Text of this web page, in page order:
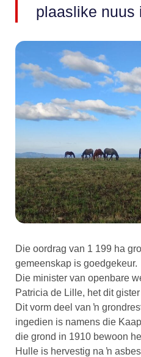
plaaslike nuus
Die oordrag van 1 199 ha
gemeenskap is goedgekeur.
Die minister van openbare
Patricia de Lille, het dit
Dit vorm deel van ŉ
ingedien is namens die
die grond in 1910 bewoon
Hulle is hervestig na ŉ